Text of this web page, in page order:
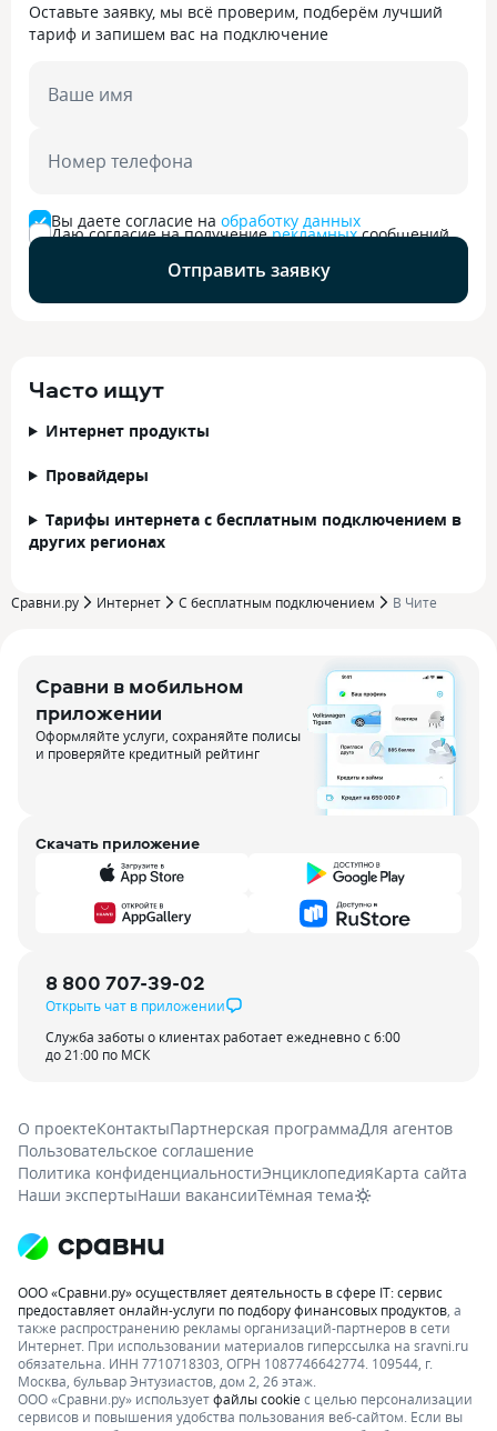
Оставьте заявку, мы всё проверим, подберём лучший
тариф и запишем вас на подключение
Ваше имя
Номер телефона
Вы даете согласие на обработку данных
Даю согласие на получениерекламныхсообщений
Отправить заявку
Часто ищут
Интернет продукты
Провайдеры
Тарифы интернета с бесплатным подключением в
других регионах
Сравни.ру Интернет С бесплатным подключением В Чите
Сравни в мобильном
приложении
Оформляйте услуги, сохраняйте полисы
и проверяйте кредитный рейтинг
Скачать приложение
8 800 707-39-02
Открыть чат в приложении
Служба заботы о клиентах работает ежедневно с 6:00
до 21:00 по МСК
О проектеКонтактыПартнерская программаДля агентов
Пользовательское соглашение
Политика конфиденциальностиЭнциклопедияКарта сайта
Наши экспертыНаши вакансииТёмная тема
ООО «Сравни.ру» осуществляет деятельность в сфере IT: сервис
предоставляет онлайн-услуги по подбору финансовых продуктов , а
также распространению рекламы организаций-партнеров в сети
Интернет. При использовании материалов гиперссылка на sravni.ru
обязательна. ИНН 7710718303, ОГРН 1087746642774. 109544, г.
Москва, бульвар Энтузиастов, дом 2, 26 этаж.
ООО «Сравни.ру» используетфайлы cookieс целью персонализации
сервисов и повышения удобства пользования веб-сайтом. Если вы